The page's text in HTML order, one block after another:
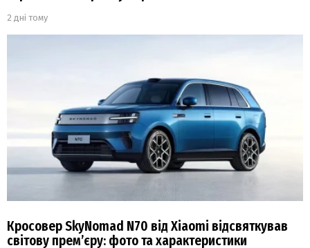
2 дні тому
Кросовер SkyNomad N70 від Xiaomi відсвяткував
світову прем’єру: фото та характеристики